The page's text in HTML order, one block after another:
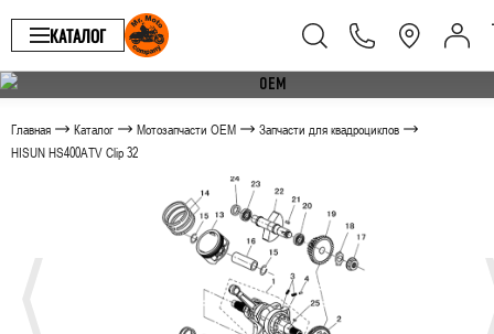
КАТАЛОГ
Главная Каталог Мотозапчасти OEM
Запчасти для квадроциклов
HISUN HS400ATV Clip 32